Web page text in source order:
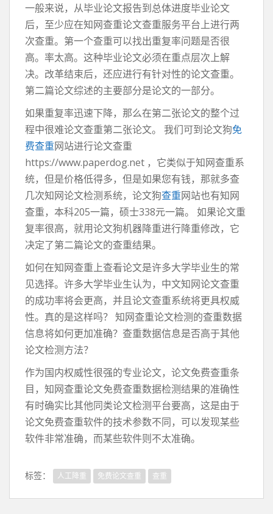
一般来说，从毕业论文报告到总体进度毕业论文
后，至少应在知网查重论文查重服务平台上进行两
次查重。第一个查重可以找出重复率问题是否很
高。率太高。这种毕业论文必须在重点层次上解
决。改革结束后，还应进行有针对性的论文查重。
第二篇论文综述的主要部分是论文的一部分。
如果重复率迅速下降，那么在第二张论文的整个过
程中很难论文查重第二张论文。 我们可到论文狗免
费查重网站进行论文查重
https://www.paperdog.net ，它类似于知网查重系
统，但是价格低得多，但是如果您有钱，那就多查
几次知网论文检测系统，论文狗查重网站也有知网
查重，本科205一篇，硕士338元一篇。 如果论文重
复率很高，就用论文狗机器降重进行降重修改，它
决定了第二篇论文的查重结果。
如何在知网查重上查看论文是许多大学毕业生的常
见选择。许多大学毕业生认为，中文知网论文查重
的成功率将会更高，并且论文查重系统将更具权威
性。真的是这样吗？ 知网查重论文检测的查重数据
信息将如何更加准确？查重数据信息是否高于其他
论文检测方法？
作为国内权威性很强的专业论文，论文免费查重条
目，知网查重论文免费查重数据检测结果的准确性
有时确实比其他同类论文检测平台要高，这是由于
论文免费查重软件的技术参数不同，可以发现某些
软件非常准确，而某些软件则不太准确。
标签： 人工降重 免费论文查重 查重